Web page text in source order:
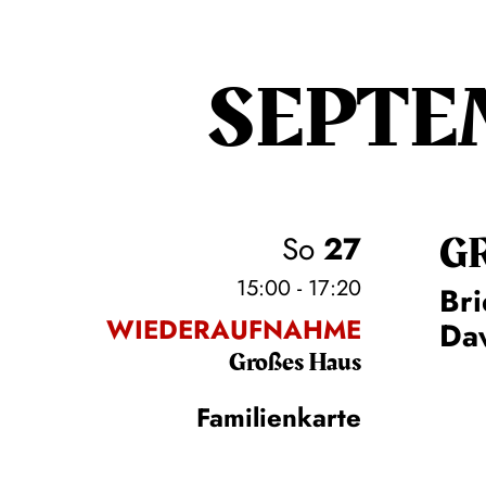
So27
15:00 - 17:20
WIEDERAUFNAHME
Großes Haus
Familienkarte